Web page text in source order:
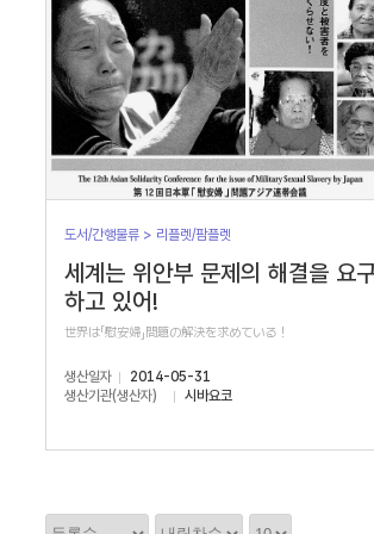
도서/간행물류 > 리플렛/팜플렛
세계는 위안부 문제의 해결을 요
하고 있어!
世界は「慰安婦」問題の解決を求めている！
생산일자
2014-05-31
생산기관(생산자)
시바요코
정
정
정